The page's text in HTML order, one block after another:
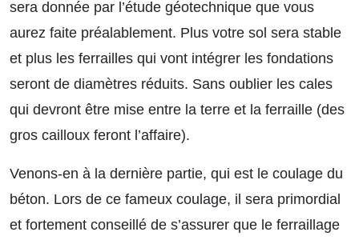
sera donnée par l’étude géotechnique que vous
aurez faite préalablement. Plus votre sol sera stable
et plus les ferrailles qui vont intégrer les fondations
seront de diamètres réduits. Sans oublier les cales
qui devront être mise entre la terre et la ferraille (des
gros cailloux feront l’affaire).
Venons-en à la dernière partie, qui est le coulage du
béton. Lors de ce fameux coulage, il sera primordial
et fortement conseillé de s’assurer que le ferraillage